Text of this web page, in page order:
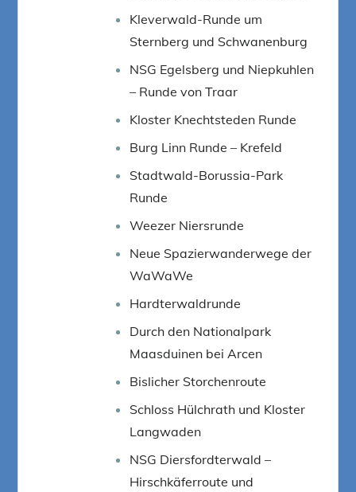
Kleverwald-Runde um
Sternberg und Schwanenburg
NSG Egelsberg und Niepkuhlen
– Runde von Traar
Kloster Knechtsteden Runde
Burg Linn Runde – Krefeld
Stadtwald-Borussia-Park
Runde
Weezer Niersrunde
Neue Spazierwanderwege der
WaWaWe
Hardterwaldrunde
Durch den Nationalpark
Maasduinen bei Arcen
Bislicher Storchenroute
Schloss Hülchrath und Kloster
Langwaden
NSG Diersfordterwald –
Hirschkäferroute und